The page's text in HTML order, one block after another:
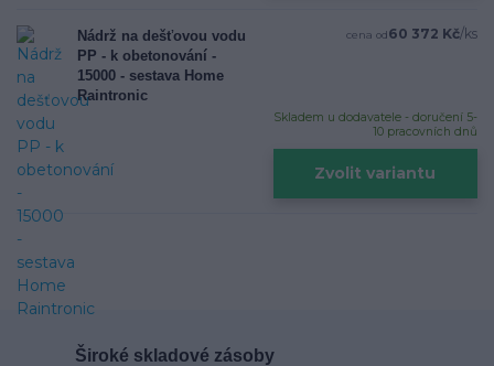
Nádrž na dešťovou vodu
PP - k obetonování -
15000 - sestava Home
Raintronic
cena od60 372 Kč/ks
Skladem u dodavatele - doručení 5-
10 pracovních dnů
Zvolit variantu
Široké skladové zásoby